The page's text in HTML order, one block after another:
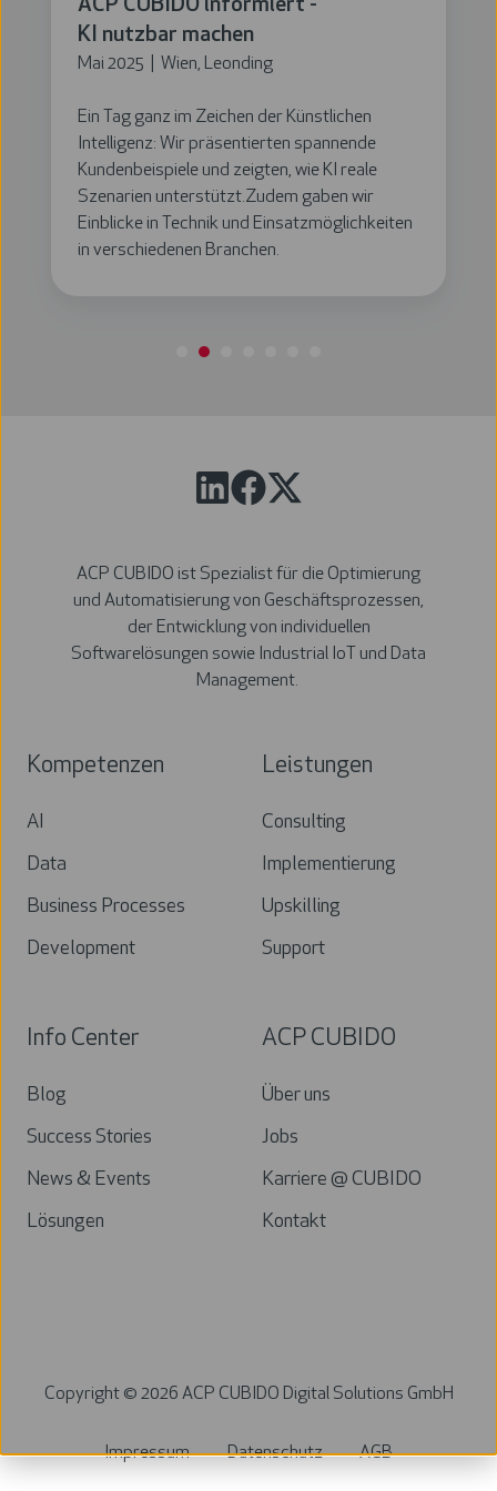
ACP CUBIDO informiert -
KI nutzbar machen
Mai 2025 | Wien, Leonding
Ein Tag ganz im Zeichen der Künstlichen
Intelligenz: Wir präsentierten spannende
Kundenbeispiele und zeigten, wie KI reale
Szenarien unterstützt.Zudem gaben wir
Einblicke in Technik und Einsatzmöglichkeiten
in verschiedenen Branchen.
ACP CUBIDO ist Spezialist für die Optimierung
und Automatisierung von Geschäftsprozessen,
der Entwicklung von individuellen
Softwarelösungen sowie Industrial IoT und Data
Management.
Kompetenzen
AI
Data
Business Processes
Development
Leistungen
Consulting
Implementierung
Upskilling
Support
Info Center
Blog
Success Stories
News & Events
Lösungen
ACP CUBIDO
Über uns
Jobs
Karriere @ CUBIDO
Kontakt
Copyright © 2026 ACP CUBIDO Digital Solutions GmbH
Impressum Datenschutz AGB